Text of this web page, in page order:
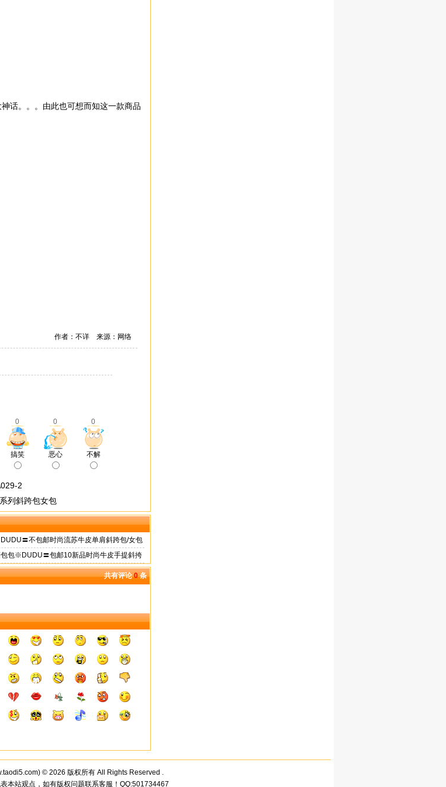
话。。。由此也可想而知这一款商品
作者：不详 来源：网络
0 0 0
搞笑 恶心 不解
2
列斜跨包女包
〓不包邮时尚流苏牛皮单肩斜跨包/女包
包※DUDU〓包邮10新品时尚牛皮手提斜挎
共有评论0条
) © 2026 版权所有 All Rights Reserved .
本站观点，如有版权问题联系客服！QQ:501734467